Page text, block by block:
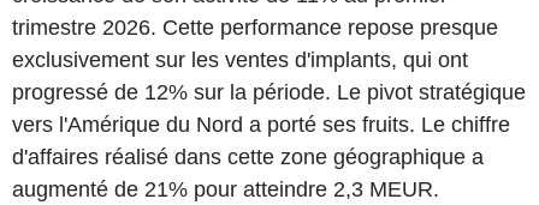
trimestre 2026. Cette performance repose presque
exclusivement sur les ventes d'implants, qui ont
progressé de 12% sur la période. Le pivot stratégique
vers l'Amérique du Nord a porté ses fruits. Le chiffre
d'affaires réalisé dans cette zone géographique a
augmenté de 21% pour atteindre 2,3 MEUR.